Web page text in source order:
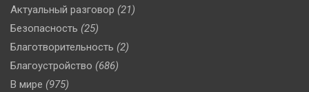
Актуальный разговор (21)
Безопасность (25)
Благотворительность (2)
Благоустройство (686)
В мире (975)